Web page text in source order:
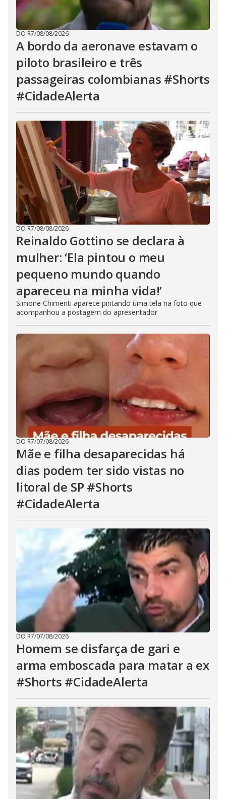
DO R7/08/08/2026
A bordo da aeronave estavam o
piloto brasileiro e três
passageiras colombianas #Shorts
#CidadeAlerta
DO R7/08/08/2026
Reinaldo Gottino se declara à
mulher: ‘Ela pintou o meu
pequeno mundo quando
apareceu na minha vida!’
Simone Chimenti aparece pintando uma tela na foto que
acompanhou a postagem do apresentador
DO R7/07/08/2026
Mãe e filha desaparecidas há
dias podem ter sido vistas no
litoral de SP #Shorts
#CidadeAlerta
DO R7/07/08/2026
Homem se disfarça de gari e
arma emboscada para matar a ex
#Shorts #CidadeAlerta